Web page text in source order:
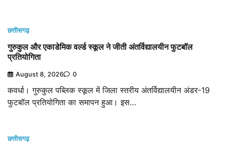
छत्तीसगढ़
गुरुकुल और एकाडेमिक वर्ल्ड स्कूल ने जीती अंतर्विद्यालयीन फुटबॉल
प्रतियोगिता
August 8, 2026 0
कवर्धा। गुरुकुल पब्लिक स्कूल में जिला स्तरीय अंतर्विद्यालयीन अंडर-19
फुटबॉल प्रतियोगिता का समापन हुआ। इस…
छत्तीसगढ़